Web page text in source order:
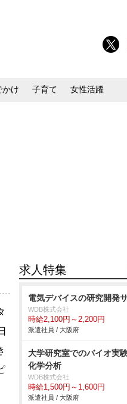
かけ 子育て 女性活躍
求人特集
電気デバイスの研究開発
WDB株式会社
時給2,100円～2,200円
派遣社員 / 大阪府
大学研究室でのバイオ実
化学分析
WDB株式会社
時給1,500円～1,600円
派遣社員 / 大阪府